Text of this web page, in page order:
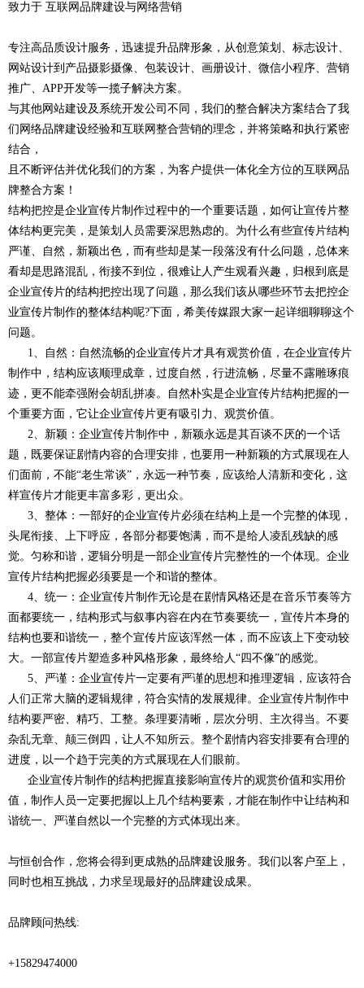
致力于 互联网品牌建设与网络营销
专注高品质设计服务，迅速提升品牌形象，从创意策划、标志设计、
网站设计到产品摄影摄像、包装设计、画册设计、微信小程序、营销
推广、APP开发等一揽子解决方案。
与其他网站建设及系统开发公司不同，我们的整合解决方案结合了我
们网络品牌建设经验和互联网整合营销的理念，并将策略和执行紧密
结合，
且不断评估并优化我们的方案，为客户提供一体化全方位的互联网品
牌整合方案！
结构把控是企业宣传片制作过程中的一个重要话题，如何让宣传片整
体结构更完美，是策划人员需要深思熟虑的。为什么有些宣传片结构
严谨、自然，新颖出色，而有些却是某一段落没有什么问题，总体来
看却是思路混乱，衔接不到位，很难让人产生观看兴趣，归根到底是
企业宣传片的结构把控出现了问题，那么我们该从哪些环节去把控企
业宣传片制作的整体结构呢?下面，希美传媒跟大家一起详细聊聊这个
问题。
1、自然：自然流畅的企业宣传片才具有观赏价值，在企业宣传片
制作中，结构应该顺理成章，过度自然，行进流畅，尽量不露雕琢痕
迹，更不能牵强附会胡乱拼凑。自然朴实是企业宣传片结构把握的一
个重要方面，它让企业宣传片更有吸引力、观赏价值。
2、新颖：企业宣传片制作中，新颖永远是其百谈不厌的一个话
题，既要保证剧情内容的合理安排，也要用一种新颖的方式展现在人
们面前，不能“老生常谈”，永远一种节奏，应该给人清新和变化，这
样宣传片才能更丰富多彩，更出众。
3、整体：一部好的企业宣传片必须在结构上是一个完整的体现，
头尾衔接、上下呼应，各部分都要饱满，而不是给人凌乱残缺的感
觉。匀称和谐，逻辑分明是一部企业宣传片完整性的一个体现。企业
宣传片结构把握必须要是一个和谐的整体。
4、统一：企业宣传片制作无论是在剧情风格还是在音乐节奏等方
面都要统一，结构形式与叙事内容在内在节奏要统一，宣传片本身的
结构也要和谐统一，整个宣传片应该浑然一体，而不应该上下变动较
大。一部宣传片塑造多种风格形象，最终给人“四不像”的感觉。
5、严谨：企业宣传片一定要有严谨的思想和推理逻辑，应该符合
人们正常大脑的逻辑规律，符合实情的发展规律。企业宣传片制作中
结构要严密、精巧、工整。条理要清晰，层次分明、主次得当。不要
杂乱无章、颠三倒四，让人不知所云。整个剧情内容安排要有合理的
进度，以一个趋于完美的方式展现在人们眼前。
企业宣传片制作的结构把握直接影响宣传片的观赏价值和实用价
值，制作人员一定要把握以上几个结构要素，才能在制作中让结构和
谐统一、严谨自然以一个完整的方式体现出来。
与恒创合作，您将会得到更成熟的品牌建设服务。我们以客户至上，
同时也相互挑战，力求呈现最好的品牌建设成果。
品牌顾问热线:
+15829474000